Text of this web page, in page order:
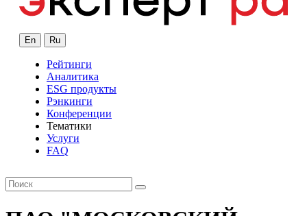
En Ru
Рейтинги
Аналитика
ESG продукты
Рэнкинги
Конференции
Тематики
Услуги
FAQ